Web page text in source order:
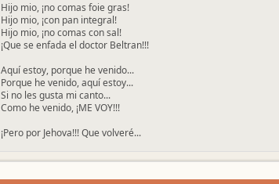
Hijo mio, ¡no comas foie gras!
Hijo mio, ¡con pan integral!
Hijo mio, ¡no comas con sal!
¡Que se enfada el doctor Beltran!!!
Aquí estoy, porque he venido...
Porque he venido, aquí estoy...
Si no les gusta mi canto...
Como he venido, ¡ME VOY!!!
¡Pero por Jehova!!! Que volveré...